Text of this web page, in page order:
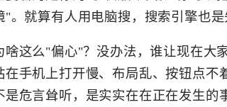
"。就算有人用电脑搜，搜索引擎也
啥这么"偏心"？没办法，谁让现在大
在手机上打开慢、布局乱、按钮点不
是危言耸听，是实实在在正在发生的